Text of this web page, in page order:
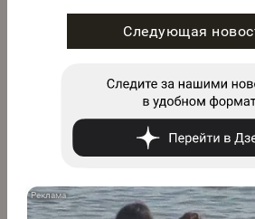
Следующая